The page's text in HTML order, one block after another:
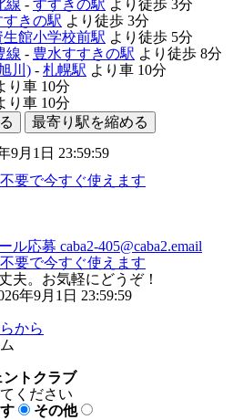
線 - すすきの駅 より徒歩 3分
すきの駅 より徒歩 3分
生館小学校前駅 より徒歩 5分
線 - 豊水すすきの駅 より徒歩 8分
川) - 札幌駅 より車 10分
り車 10分
り車 10分
最寄り駅を縮める
9月1日 23:59:59
要で今すぐ使えます
ル応募 caba2-405@caba2.email
要で今すぐ使えます
夫。お気軽にどうぞ！
年9月1日 23:59:59
から
トクラブ
ください
その他